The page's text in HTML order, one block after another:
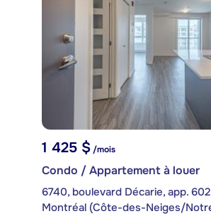
1 425 $ /mois
Condo / Appartement à louer
6740, boulevard Décarie, app. 602